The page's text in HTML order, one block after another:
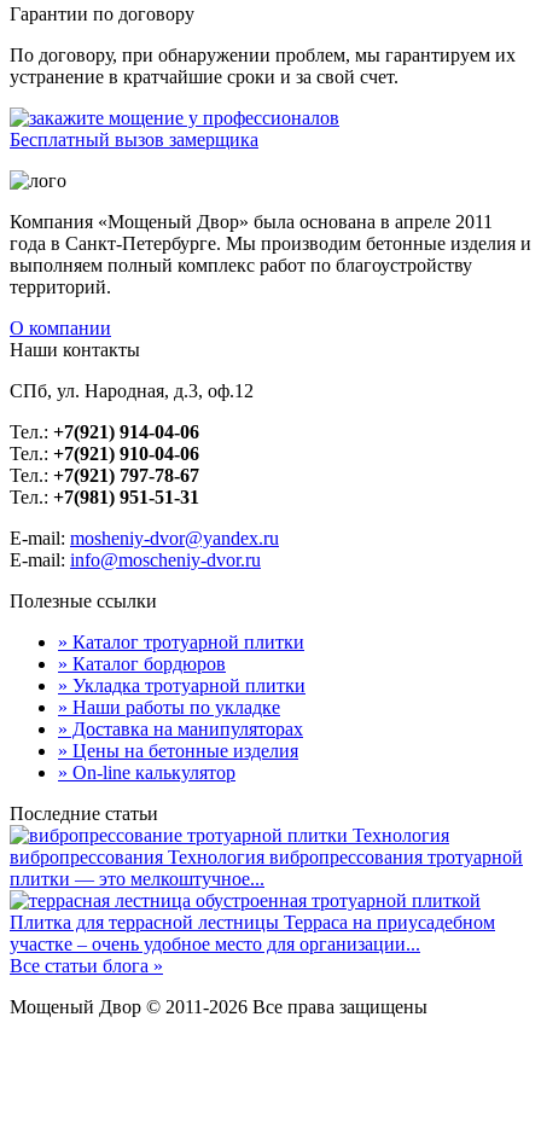
Гарантии по договору
По договору, при обнаружении проблем, мы гарантируем их
устранение в кратчайшие сроки и за свой счет.
Бесплатный вызов замерщика
Компания «Мощеный Двор» была основана в апреле 2011
года в Санкт-Петербурге. Мы производим бетонные изделия и
выполняем полный комплекс работ по благоустройству
территорий.
О компании
Наши контакты
СПб, ул. Народная, д.3, оф.12
Тел.: +7(921) 914-04-06
Тел.: +7(921) 910-04-06
Тел.: +7(921) 797-78-67
Тел.: +7(981) 951-51-31
E-mail: mosheniy-dvor@yandex.ru
E-mail: info@moscheniy-dvor.ru
Полезные ссылки
» Каталог тротуарной плитки
» Каталог бордюров
» Укладка тротуарной плитки
» Наши работы по укладке
» Доставка на манипуляторах
» Цены на бетонные изделия
» On-line калькулятор
Последние статьи
Технология
вибропрессования Технология вибропрессования тротуарной
плитки — это мелкоштучное...
Плитка для террасной лестницы Терраса на приусадебном
участке – очень удобное место для организации...
Все статьи блога »
Мощеный Двор © 2011-2026 Все права защищены